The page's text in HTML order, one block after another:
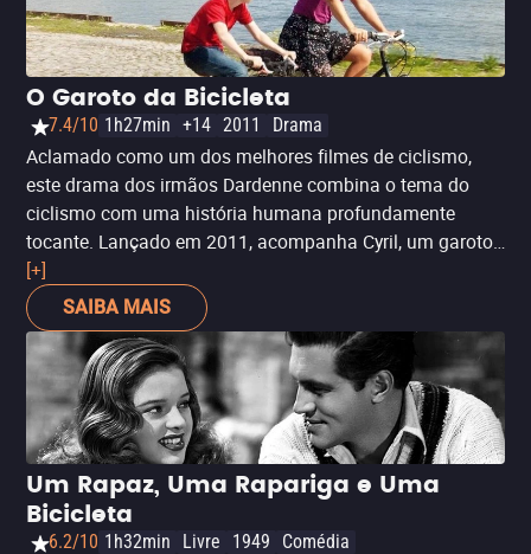
O Garoto da Bicicleta
7.4/10 1h27min +14 2011 Drama
Aclamado como um dos melhores filmes de ciclismo,
este drama dos irmãos Dardenne combina o tema do
ciclismo com uma história humana profundamente
tocante. Lançado em 2011, acompanha Cyril, um garoto
que se apega à bicicleta como símbolo de esperança e
liberdade em meio a dificuldades pessoais. Ao contrário
dos filmes esportivos convencionais, aqui a bicicleta é
uma metáfora poderosa para resiliência e busca por
pertencimento.
[+]
SAIBA MAIS
Um Rapaz, Uma Rapariga e Uma
Bicicleta
6.2/10 1h32min Livre 1949 Comédia